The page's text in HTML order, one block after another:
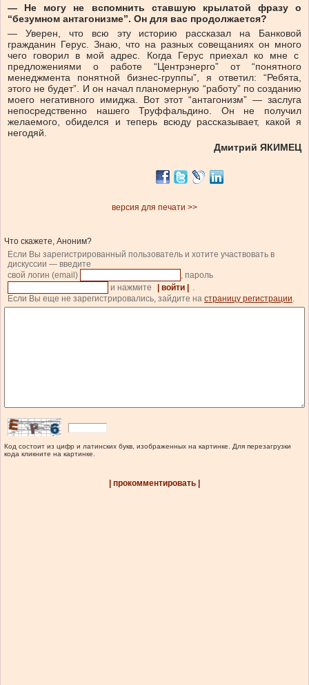
— Не могу не вспомнить ставшую крылатой фразу о
“безумном антагонизме”. Он для вас продолжается?
— Уверен, что всю эту историю рассказал на Банковой
гражданин Герус. Знаю, что на разных совещаниях он много
чего говорил в мой адрес. Когда Герус приехал ко мне с
предложениями о работе “Центрэнерго” от “понятного
менеджмента понятной бизнес-группы”, я ответил: “Ребята,
этого не будет”. И он начал планомерную “работу” по созданию
моего негативного имиджа. Вот этот “антагонизм” — заслуга
непосредственно нашего Труффальдино. Он не получил
желаемого, обиделся и теперь всюду рассказывает, какой я
негодяй.
Дмитрий ЯКИМЕЦ
версия для печати >>
Что скажете, Аноним?
Если Вы зарегистрированный пользователь и хотите участвовать в
дискуссии — введите
свой логин (email)
, пароль
и нажмите
| войти |
.
Если Вы еще не зарегистрировались, зайдите на страницу регистрации.
Код состоит из цифр и латинских букв, изображенных на картинке. Для перезагрузки
кода кликните на картинке.
| прокомментировать |